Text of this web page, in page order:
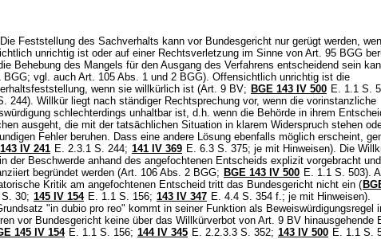
Die Feststellung des Sachverhalts kann vor Bundesgericht nur gerügt werden,
unrichtig ist oder auf einer Rechtsverletzung im Sinne von Art. 95 BGG
Behebung des Mangels für den Ausgang des Verfahrens entscheidend sein
BGG; vgl. auch Art. 105 Abs. 1 und 2 BGG). Offensichtlich unrichtig ist die
wenn sie willkürlich ist (Art. 9 BV; BGE 143 IV 500 E. 1.1 S.
244). Willkür liegt nach ständiger Rechtsprechung vor, wenn die vorinstanzliche
schlechterdings unhaltbar ist, d.h. wenn die Behörde in ihrem
ausgeht, die mit der tatsächlichen Situation in klarem Widerspruch stehen
Fehler beruhen. Dass eine andere Lösung ebenfalls möglich erscheint,
IV 241 E. 2.3.1 S. 244; 141 IV 369 E. 6.3 S. 375; je mit Hinweisen). Die
der Beschwerde anhand des angefochtenen Entscheids explizit vorgebracht und
begründet werden (Art. 106 Abs. 2 BGG; BGE 143 IV 500 E. 1.1 S. 503).
Kritik am angefochtenen Entscheid tritt das Bundesgericht nicht ein (
30; 145 IV 154 E. 1.1 S. 156; 143 IV 347 E. 4.4 S. 354 f.; je mit Hinweisen).
"in dubio pro reo" kommt in seiner Funktion als Beweiswürdigungsregel
vor Bundesgericht keine über das Willkürverbot von Art. 9 BV hinausgehende
145 IV 154 E. 1.1 S. 156; 144 IV 345 E. 2.2.3.3 S. 352; 143 IV 500 E. 1.1 S.